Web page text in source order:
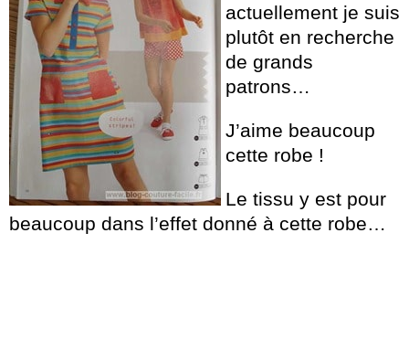
actuellement je suis
plutôt en recherche
de grands
patrons…
J’aime beaucoup
cette robe !
Le tissu y est pour
beaucoup dans l’effet donné à cette robe…